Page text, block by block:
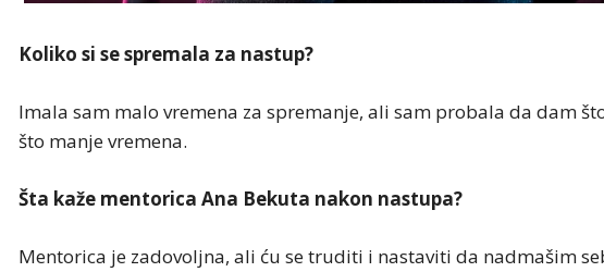
Koliko si se spremala za nastup?
Imala sam malo vremena za spremanje, ali sam probala da dam
što manje vremena.
Šta kaže mentorica Ana Bekuta nakon nastupa?
Mentorica je zadovoljna, ali ću se truditi i nastaviti da nadmašim